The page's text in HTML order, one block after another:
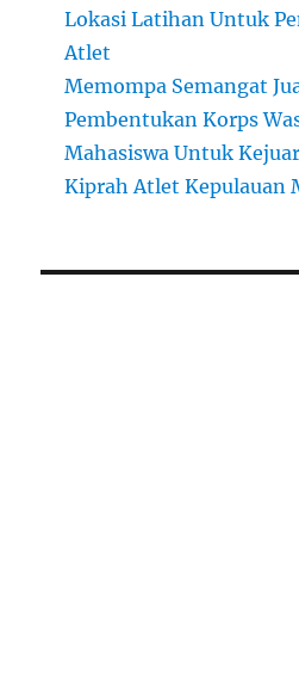
Lokasi Latihan Untuk
Atlet
Memompa Semangat
Pembentukan Korps
Mahasiswa Untuk
Kiprah Atlet Kepulauan